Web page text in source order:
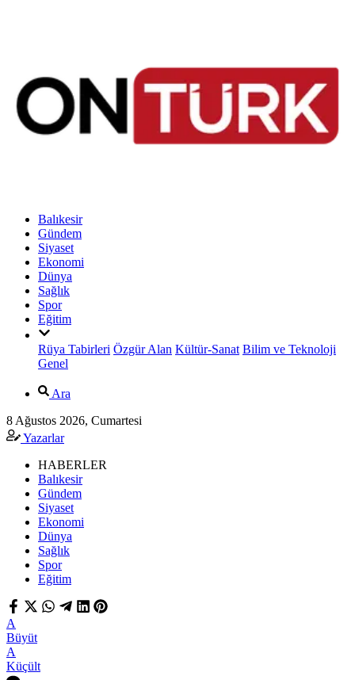
Balıkesir
Gündem
Siyaset
Ekonomi
Dünya
Sağlık
Spor
Eğitim
Rüya Tabirleri Özgür Alan Kültür-Sanat Bilim ve Teknoloji
Genel
Ara
8 Ağustos 2026, Cumartesi
Yazarlar
HABERLER
Balıkesir
Gündem
Siyaset
Ekonomi
Dünya
Sağlık
Spor
Eğitim
A
Büyüt
A
Küçült